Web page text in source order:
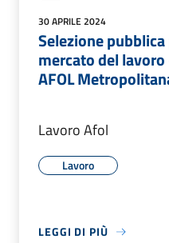
30 APRILE 2024
Selezione
mercato del
AFOL
Lavoro Afol
Lavoro
LEGGI DI PIÙ